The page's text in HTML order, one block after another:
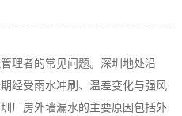
理者的常见问题。深圳地处沿
经受雨水冲刷、温差变化与强风
厂房外墙漏水的主要原因包括外